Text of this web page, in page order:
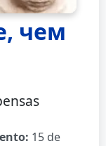
чем
15 de